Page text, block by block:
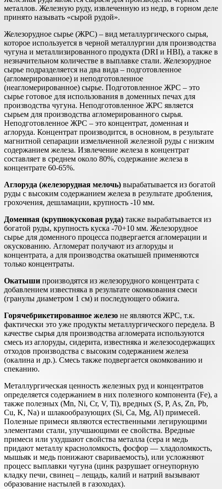
металлов. Железную руду, извлеченную из недр, в горном деле
принято называть «сырой рудой».
Железорудное сырье (ЖРС) – вид металлургического сырья,
которое используется в черной металлургии для производства
чугуна и металлизированного продукта (DRI и HBI), а также в
незначительном количестве в выплавке стали. Железорудное
сырье подразделяется на два вида – подготовленное
(агломерированное) и неподготовленное
(неагломерированное) сырье. Подготовленное ЖРС – это
сырье готовое для использования в доменных печах для
производства чугуна. Неподготовленное ЖРС является
сырьем для производства агломерированного сырья.
Неподготовленное ЖРС – это концентрат, доменная и
аглоруда. Концентрат производится, в основном, в результате
магнитной сепарации измельченной железной руды с низким
содержанием железа. Извлечение железа в концентрат
составляет в среднем около 80%, содержание железа в
концентрате 60-65%.
Аглоруда (железорудная мелочь) вырабатывается из богатой
руды с высоким содержанием железа в результате дробления,
грохочения, дешламации, крупность -10 мм.
Доменная (крупнокусковая руда) также вырабатывается из
богатой руды, крупность куска -70+10 мм. Железорудное
сырье для доменного процесса подвергается агломерации и
окускованию. Агломерат получают из аглоруды и
концентрата, а для производства окатышей применяются
только концентраты.
Окатыши производятся из железорудного концентрата с
добавлением известняка в результате окомкования смеси
(гранулы диаметром 1 см) и последующего обжига.
Горячебрикетированное железо не являются ЖРС, т.к.
фактически это уже продукты металлургического передела. В
качестве сырья для производства агломерата используются
смесь из аглоруды, сидерита, известняка и железосодержащих
отходов производства с высоким содержанием железа
(окалина и др.). Смесь также подвергается окомкованию и
спеканию.
Металлургическая ценность железных руд и концентратов
определяется содержанием в них полезного компонента (Fe), а
также полезных (Mn, Ni, Cr, V, Ti), вредных (S, P, As, Zn, Pb,
Cu, K, Na) и шлакообразующих (Si, Ca, Mg, Al) примесей.
Полезные примеси являются естественными легирующими
элементами стали, улучшающими ее свойства. Вредные
примеси или ухудшают свойства металла (сера и медь
придают металлу красноломкость, фосфор — хладоломкость,
мышьяк и медь понижают свариваемость), или усложняют
процесс выплавки чугуна (цинк разрушает огнеупорную
кладку печи, свинец – лещадь, калий и натрий вызывают
образование настылей в газоходах).